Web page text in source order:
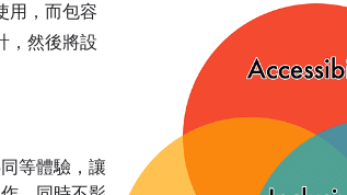
用，而包容
，然後將設
等體驗，讓